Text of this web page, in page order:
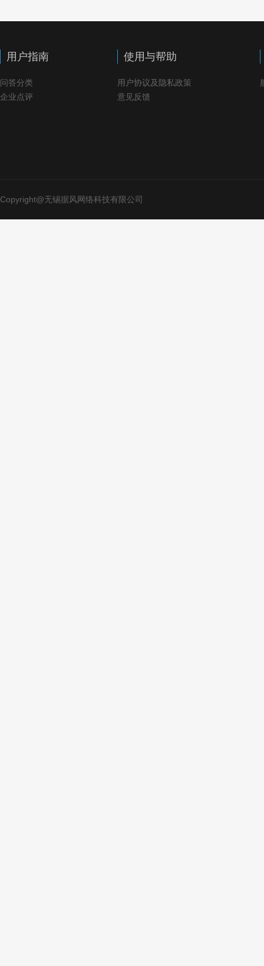
用户指南
问答分类
企业点评
使用与帮助
用户协议及隐私政策
意见反馈
Copyright@无锡据风网络科技有限公司